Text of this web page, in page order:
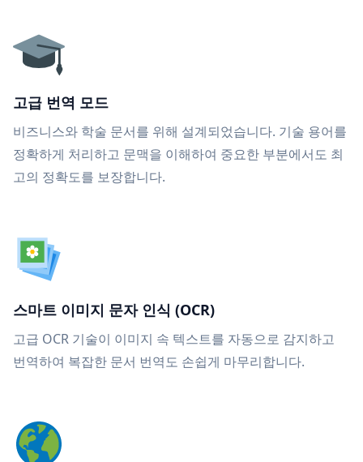
고급 번역 모드
비즈니스와 학술 문서를 위해 설계되었습니다. 기술 용어를
정확하게 처리하고 문맥을 이해하여 중요한 부분에서도 최
고의 정확도를 보장합니다.
스마트 이미지 문자 인식 (OCR)
고급 OCR 기술이 이미지 속 텍스트를 자동으로 감지하고
번역하여 복잡한 문서 번역도 손쉽게 마무리합니다.